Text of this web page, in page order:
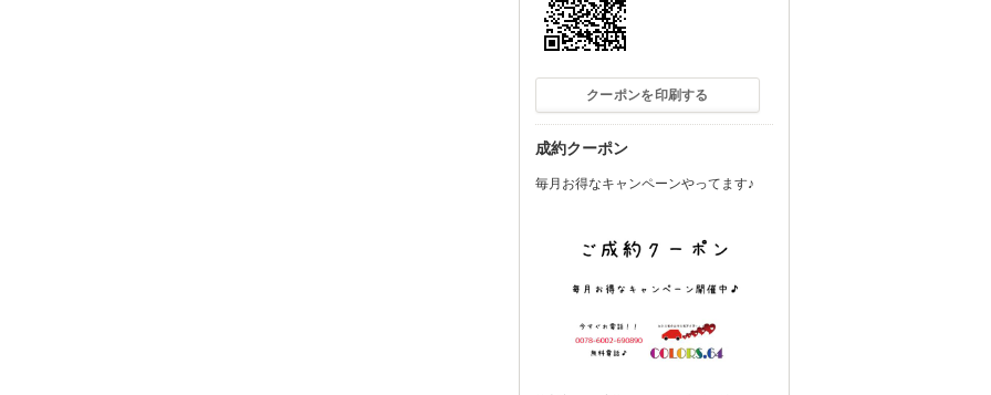
クーポンを印刷する
成約クーポン
毎月お得なキャンペーンやってます♪